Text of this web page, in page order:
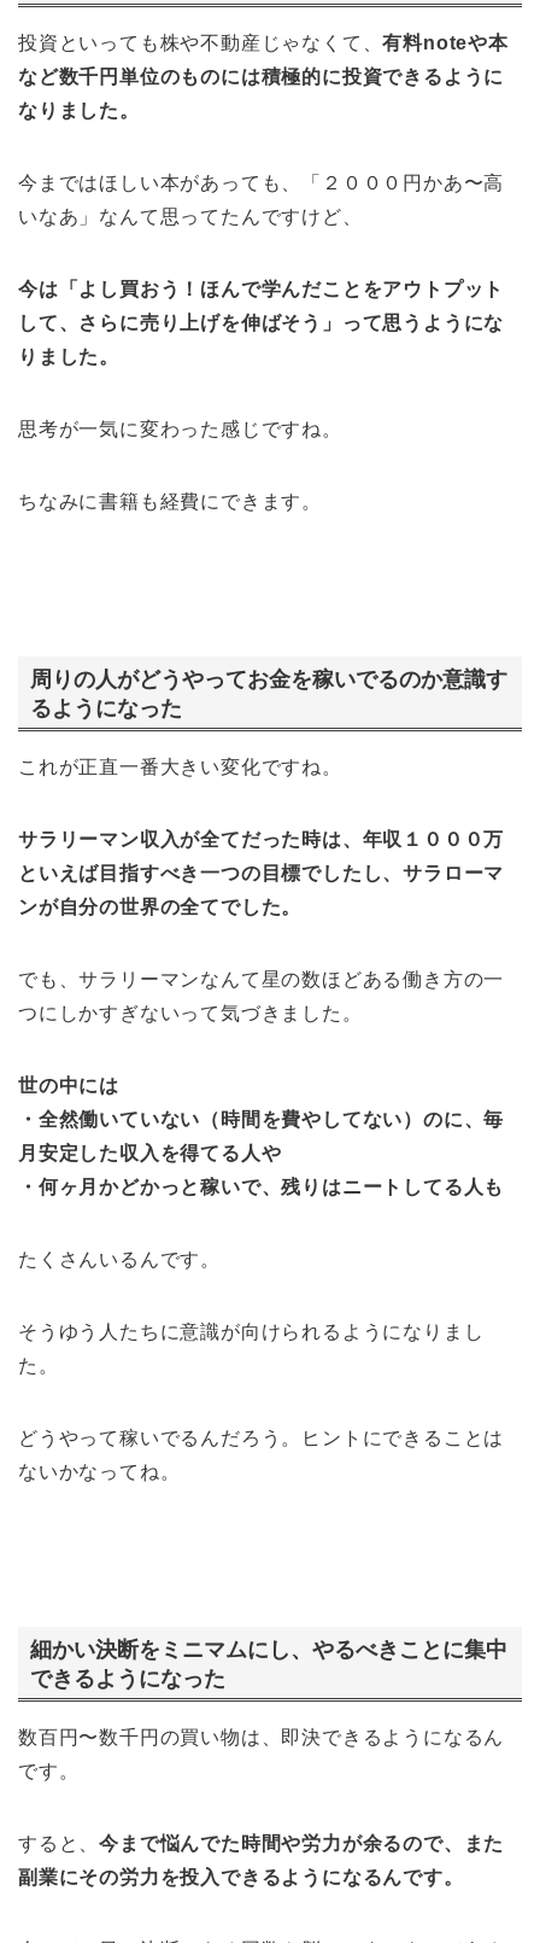
投資といっても株や不動産じゃなくて、有料noteや本
など数千円単位のものには積極的に投資できるように
なりました。
今まではほしい本があっても、「２０００円かあ〜高
いなあ」なんて思ってたんですけど、
今は「よし買おう！ほんで学んだことをアウトプット
して、さらに売り上げを伸ばそう」って思うようにな
りました。
思考が一気に変わった感じですね。
ちなみに書籍も経費にできます。
周りの人がどうやってお金を稼いでるのか意識す
るようになった
これが正直一番大きい変化ですね。
サラリーマン収入が全てだった時は、年収１０００万
といえば目指すべき一つの目標でしたし、サラローマ
ンが自分の世界の全てでした。
でも、サラリーマンなんて星の数ほどある働き方の一
つにしかすぎないって気づきました。
世の中には
・全然働いていない（時間を費やしてない）のに、毎
月安定した収入を得てる人や
・何ヶ月かどかっと稼いで、残りはニートしてる人も
たくさんいるんです。
そうゆう人たちに意識が向けられるようになりまし
た。
どうやって稼いでるんだろう。ヒントにできることは
ないかなってね。
細かい決断をミニマムにし、やるべきことに集中
できるようになった
数百円〜数千円の買い物は、即決できるようになるん
です。
すると、今まで悩んでた時間や労力が余るので、また
副業にその労力を投入できるようになるんです。